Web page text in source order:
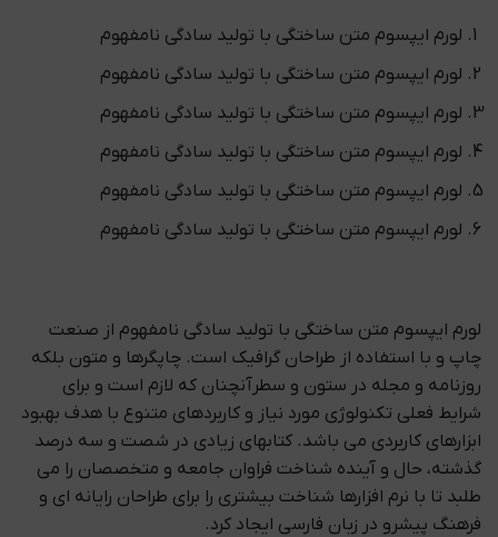
لورم ایپسوم متن ساختگی با تولید سادگی نامفهوم
لورم ایپسوم متن ساختگی با تولید سادگی نامفهوم
لورم ایپسوم متن ساختگی با تولید سادگی نامفهوم
لورم ایپسوم متن ساختگی با تولید سادگی نامفهوم
لورم ایپسوم متن ساختگی با تولید سادگی نامفهوم
لورم ایپسوم متن ساختگی با تولید سادگی نامفهوم
لورم ایپسوم متن ساختگی با تولید سادگی نامفهوم از صنعت
چاپ و با استفاده از طراحان گرافیک است. چاپگرها و متون بلکه
روزنامه و مجله در ستون و سطرآنچنان که لازم است و برای
شرایط فعلی تکنولوژی مورد نیاز و کاربردهای متنوع با هدف بهبود
ابزارهای کاربردی می باشد. کتابهای زیادی در شصت و سه درصد
گذشته، حال و آینده شناخت فراوان جامعه و متخصصان را می
طلبد تا با نرم افزارها شناخت بیشتری را برای طراحان رایانه ای و
فرهنگ پیشرو در زبان فارسی ایجاد کرد.